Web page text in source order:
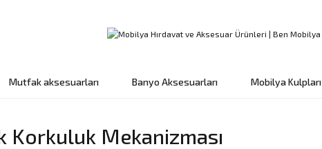
Mutfak aksesuarları Banyo Aksesuarları Mobilya Kulpları
Korkuluk Mekanizması